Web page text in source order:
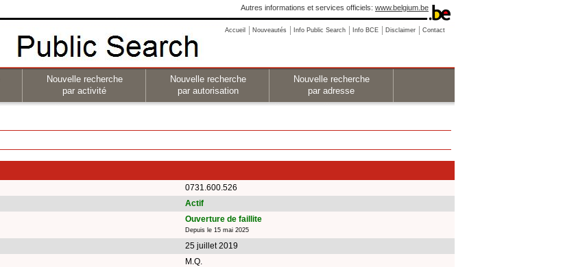
Autres informations et services officiels: www.belgium.be
Accueil Nouveautés Info Public Search Info BCE Disclaimer Contact
Nouvelle recherche
par activité
Nouvelle recherche
par autorisation
Nouvelle recherche
par adresse
0731.600.526
Actif
Ouverture de faillite
Depuis le 15 mai 2025
25 juillet 2019
M.Q.